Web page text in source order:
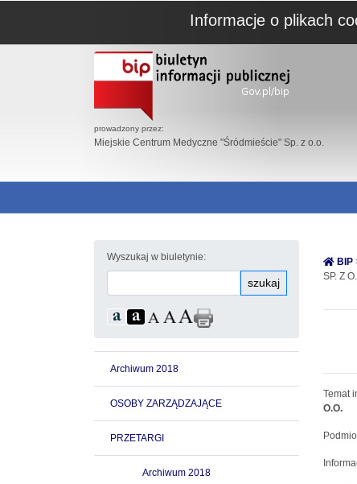
prowadzony przez:
Miejskie Centrum Medyczne "Śródmieście" Sp. z o.o.
Wyszukaj w biuletynie:
szukaj
Archiwum 2018
OSOBY ZARZĄDZAJĄCE
PRZETARGI
Archiwum 2018
BIP
SP. Z
Temat
O.O.
Informacje o plikach